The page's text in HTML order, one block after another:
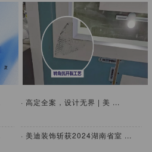
· 高定全案，设计无界 | 美 ...
· 美迪装饰斩获2024湖南省室 ...